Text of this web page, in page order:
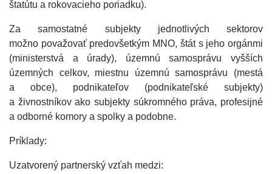
štatútu a rokovacieho poriadku).
Za samostatné subjekty jednotlivých sektorov
možno považovať predovšetkým MNO, štát s jeho orgánmi
(ministerstvá a úrady), územnú samosprávu vyšších
územných celkov, miestnu územnú samosprávu (mestá
a obce), podnikateľov (podnikateľské subjekty)
a živnostníkov ako subjekty súkromného práva, profesijné
a odborné komory a spolky a podobne.
Príklady:
Uzatvorený partnerský vzťah medzi: